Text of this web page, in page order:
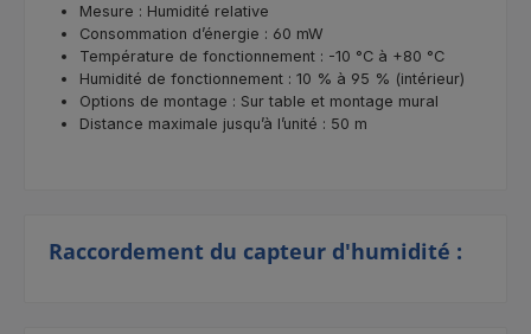
Mesure : Humidité relative
Consommation d’énergie : 60 mW
Température de fonctionnement : -10 °C à +80 °C
Humidité de fonctionnement : 10 % à 95 % (intérieur)
Options de montage : Sur table et montage mural
Distance maximale jusqu’à l’unité : 50 m
Raccordement du capteur d'humidité :